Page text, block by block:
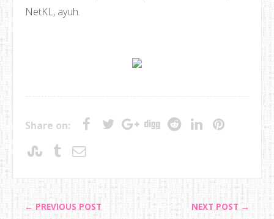
NetKL, ayuh.
Share on:
← PREVIOUS POST NEXT POST →